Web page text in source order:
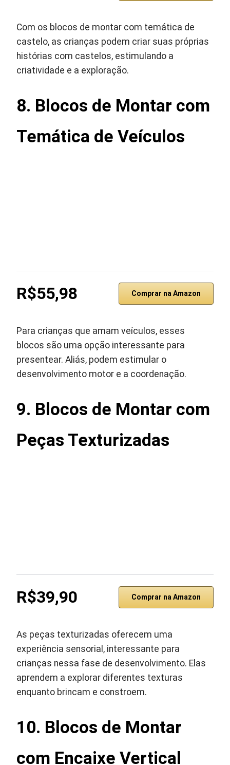
Com os blocos de montar com temática de
castelo, as crianças podem criar suas próprias
histórias com castelos, estimulando a
criatividade e a exploração.
8. Blocos de Montar com
Temática de Veículos
R$55,98 Comprar na Amazon
Para crianças que amam veículos, esses
blocos são uma opção interessante para
presentear. Aliás, podem estimular o
desenvolvimento motor e a coordenação.
9. Blocos de Montar com
Peças Texturizadas
R$39,90 Comprar na Amazon
As peças texturizadas oferecem uma
experiência sensorial, interessante para
crianças nessa fase de desenvolvimento. Elas
aprendem a explorar diferentes texturas
enquanto brincam e constroem.
10. Blocos de Montar
com Encaixe Vertical